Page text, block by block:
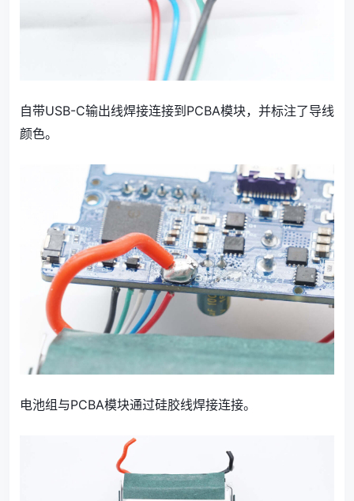
自带USB-C输出线焊接连接到PCBA模块，并标注了导线
颜色。
电池组与PCBA模块通过硅胶线焊接连接。